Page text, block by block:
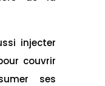
injecter
couvrir
ses